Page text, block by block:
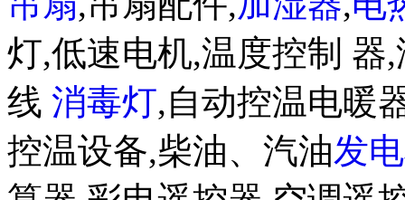
灯,低速电机,温度控制 器
线 消毒灯,自动控温电暖
控温设备,柴油、汽油发